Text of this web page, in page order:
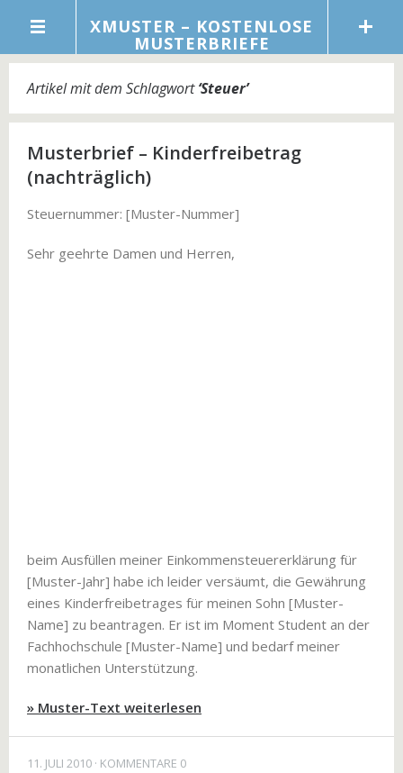
XMUSTER – KOSTENLOSE
MUSTERBRIEFE
Artikel mit dem Schlagwort‘Steuer’
Musterbrief – Kinderfreibetrag
(nachträglich)
Steuernummer: [Muster-Nummer]
Sehr geehrte Damen und Herren,
beim Ausfüllen meiner Einkommensteuererklärung für
[Muster-Jahr] habe ich leider versäumt, die Gewährung
eines Kinderfreibetrages für meinen Sohn [Muster-
Name] zu beantragen. Er ist im Moment Student an der
Fachhochschule [Muster-Name] und bedarf meiner
monatlichen Unterstützung.
» Muster-Text weiterlesen
11. JULI 2010 KOMMENTARE 0